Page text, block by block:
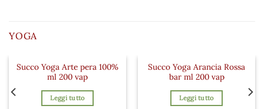
YOGA
Aggiungi ai preferiti
Succo Yoga Arte pera 100%
ml 200 vap
Leggi tutto
Succo Yoga Arancia Rossa
bar ml 200 vap
Leggi tutto
ai preferiti